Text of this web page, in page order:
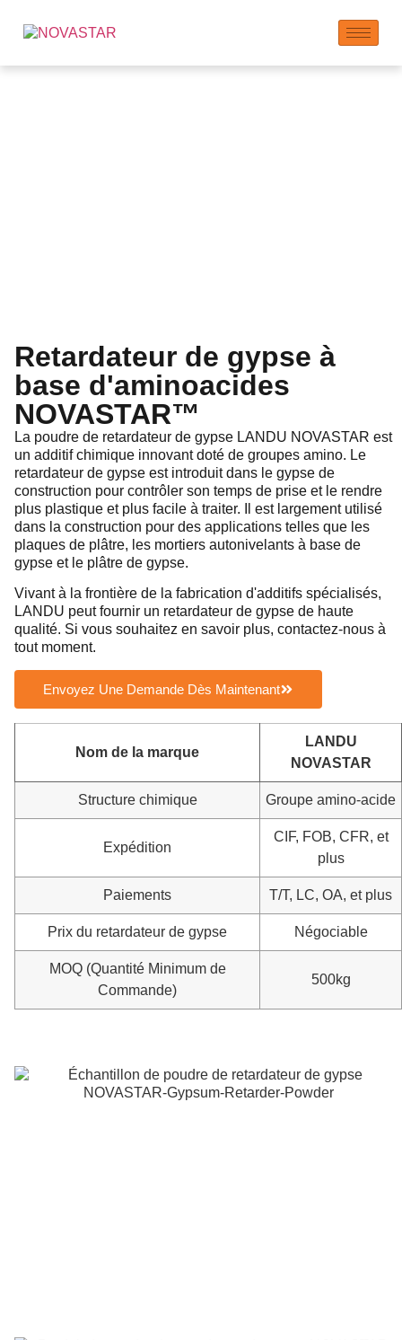
Retardateur de gypse à
base d'aminoacides
NOVASTAR™
La poudre de retardateur de gypse LANDU NOVASTAR est
un additif chimique innovant doté de groupes amino. Le
retardateur de gypse est introduit dans le gypse de
construction pour contrôler son temps de prise et le rendre
plus plastique et plus facile à traiter. Il est largement utilisé
dans la construction pour des applications telles que les
plaques de plâtre, les mortiers autonivelants à base de
gypse et le plâtre de gypse.
Vivant à la frontière de la fabrication d'additifs spécialisés,
LANDU peut fournir un retardateur de gypse de haute
qualité. Si vous souhaitez en savoir plus, contactez-nous à
tout moment.
Envoyez Une Demande Dès Maintenant
Nom de la marque
LANDU
NOVASTAR
Structure chimique Groupe amino-acide
Expédition
CIF, FOB, CFR, et
plus
Paiements T/T, LC, OA, et plus
Prix du retardateur de gypse Négociable
MOQ (Quantité Minimum de
Commande)
500kg